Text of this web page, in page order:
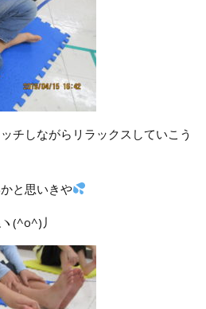
チしながらリラックスしていこう
と思いきや
(^o^)丿